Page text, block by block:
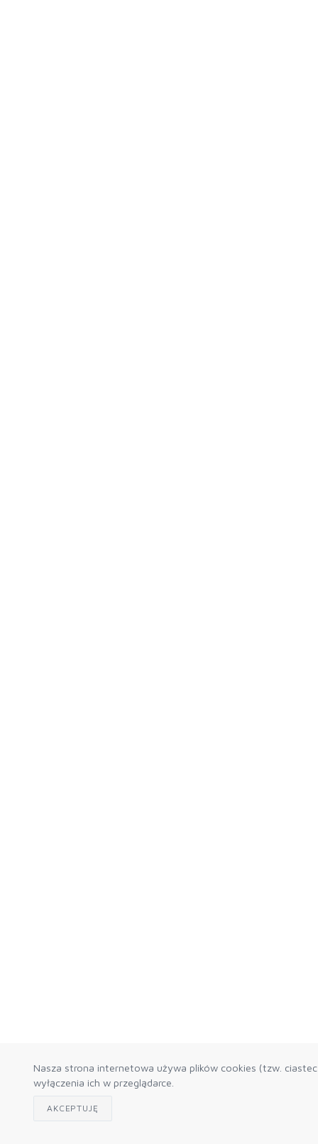
Nasza strona internetowa używa plików cookies (tzw.
wyłączenia ich w przeglądarce.
AKCEPTUJĘ